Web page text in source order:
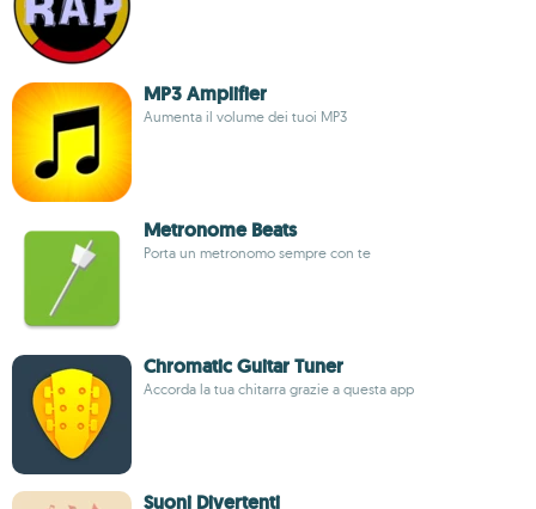
MP3 Amplifier
Aumenta il volume dei tuoi MP3
Metronome Beats
Porta un metronomo sempre con te
Chromatic Guitar Tuner
Accorda la tua chitarra grazie a questa app
Suoni Divertenti